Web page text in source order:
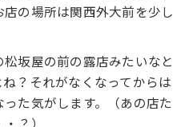
の場所は関西外大前を少し
坂屋の前の露店みたいなと
？それがなくなってからは
た気がします。（あの店た
？）